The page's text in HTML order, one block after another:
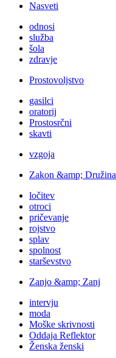
Nasveti
odnosi
služba
šola
zdravje
Prostovoljstvo
gasilci
oratorij
Prostosrčni
skavti
vzgoja
Zakon &amp; Družina
ločitev
otroci
pričevanje
rojstvo
splav
spolnost
starševstvo
Zanjo &amp; Zanj
intervju
moda
Moške skrivnosti
Oddaja Reflektor
Ženska ženski